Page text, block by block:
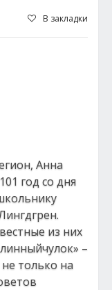
В закладки
Анна
год со дня
из них
–
только на